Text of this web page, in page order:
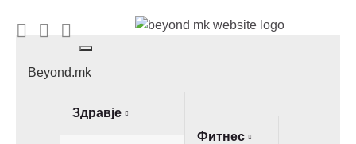
Toggle
navigation
Beyond.mk
Здравје
Фитнес